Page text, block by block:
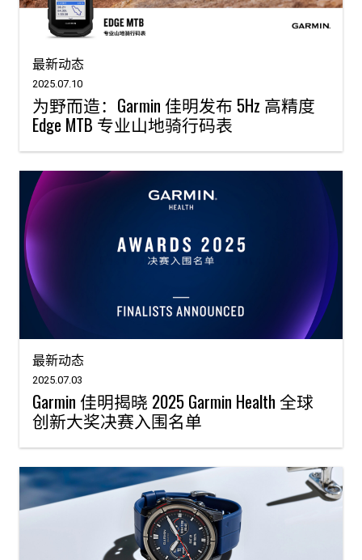
最新动态
2025.07.10
为野而造：Garmin 佳明发布 5Hz 高精度
Edge MTB 专业山地骑行码表
最新动态
2025.07.03
Garmin 佳明揭晓 2025 Garmin Health 全球
创新大奖决赛入围名单